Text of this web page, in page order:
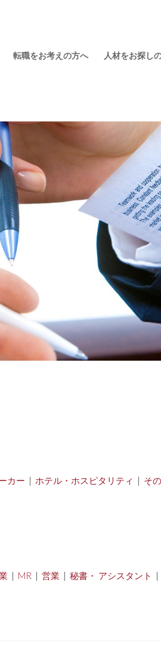
転職をお考えの方へ 人材をお探し
カー | ホテル・ホスピタリティ | そ
| MR |営業 |秘書・ アシスタント